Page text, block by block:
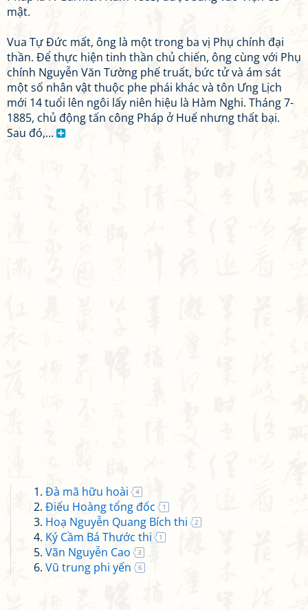
mật.
Vua Tự Đức mất, ông là một trong ba vị Phụ chính đại
thần. Để thực hiện tinh thần chủ chiến, ông cùng với Phụ
chính Nguyễn Văn Tường phế truất, bức tử và ám sát
một số nhân vật thuộc phe phái khác và tôn Ưng Lịch
mới 14 tuổi lên ngôi lấy niên hiệu là Hàm Nghi. Tháng 7-
1885, chủ động tấn công Pháp ở Huế nhưng thất bại.
Sau đó,…
Đà mã hữu hoài 4
Điếu Hoàng tổng đốc 1
Hoạ Nguyễn Quang Bích thi 2
Ký Cầm Bá Thước thi 1
Vãn Nguyễn Cao 3
Vũ trung phi yến 6